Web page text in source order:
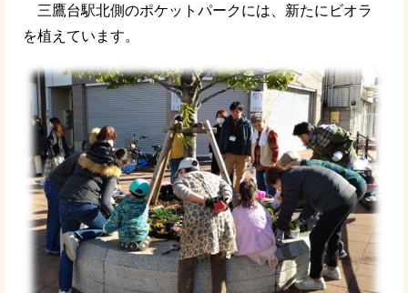
三鷹台駅北側のポケットパークには、新たにビオラ
を植えています。